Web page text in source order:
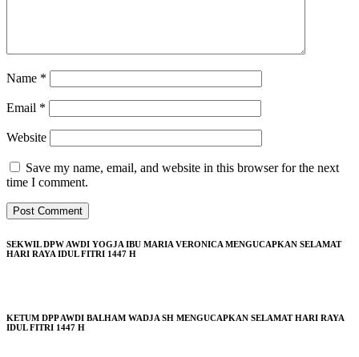
Name *
Email *
Website
Save my name, email, and website in this browser for the next
time I comment.
SEKWIL DPW AWDI YOGJA IBU MARIA VERONICA MENGUCAPKAN SELAMAT
HARI RAYA IDUL FITRI 1447 H
KETUM DPP AWDI BALHAM WADJA SH MENGUCAPKAN SELAMAT HARI RAYA
IDUL FITRI 1447 H